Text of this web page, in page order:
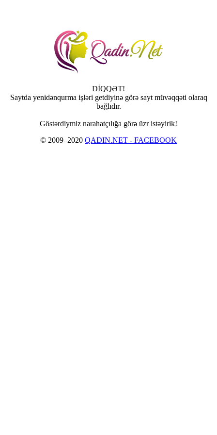
DİQQƏT!
Saytda yenidənqurma işləri getdiyinə görə sayt müvəqqəti olaraq
bağlıdır.
Göstərdiymiz narahatçılığa görə üzr istəyirik!
© 2009–2020 QADIN.NET - FACEBOOK